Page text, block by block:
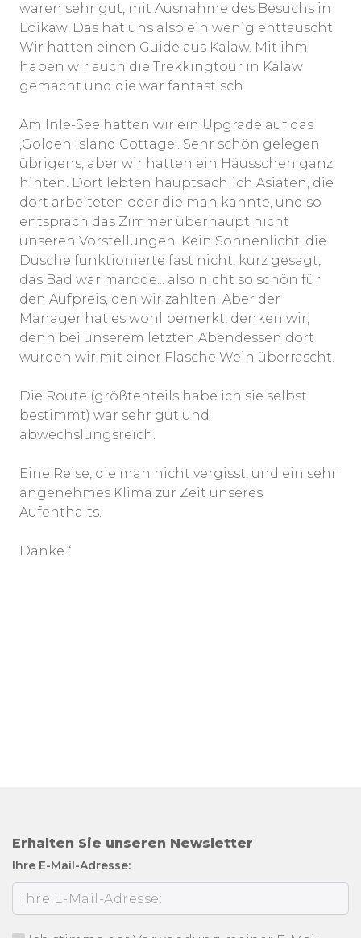
waren sehr gut, mit Ausnahme des Besuchs in
Loikaw. Das hat uns also ein wenig enttäuscht.
Wir hatten einen Guide aus Kalaw. Mit ihm
haben wir auch die Trekkingtour in Kalaw
gemacht und die war fantastisch.
Am Inle-See hatten wir ein Upgrade auf das
‚Golden Island Cottage‘. Sehr schön gelegen
übrigens, aber wir hatten ein Häusschen ganz
hinten. Dort lebten hauptsächlich Asiaten, die
dort arbeiteten oder die man kannte, und so
entsprach das Zimmer überhaupt nicht
unseren Vorstellungen. Kein Sonnenlicht, die
Dusche funktionierte fast nicht, kurz gesagt,
das Bad war marode... also nicht so schön für
den Aufpreis, den wir zahlten. Aber der
Manager hat es wohl bemerkt, denken wir,
denn bei unserem letzten Abendessen dort
wurden wir mit einer Flasche Wein überrascht.
Die Route (größtenteils habe ich sie selbst
bestimmt) war sehr gut und
abwechslungsreich.
Eine Reise, die man nicht vergisst, und ein sehr
angenehmes Klima zur Zeit unseres
Aufenthalts.
Danke.“
Erhalten Sie unseren Newsletter
Ihre E-Mail-Adresse: